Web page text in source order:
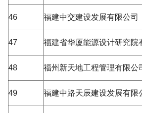
46 福建中交建设发展有限公司
47 福建省华厦能源设计研究院
48 福州新天地工程管理有限公
49 福建中路天辰建设发展有限